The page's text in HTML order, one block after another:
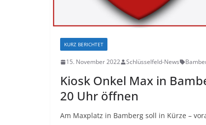
KURZ BERICHTET
15. November 2022 Schlüsselfeld-News
Kiosk Onkel Max in
20 Uhr öffnen
Am Maxplatz in Bamberg soll in Kürze –